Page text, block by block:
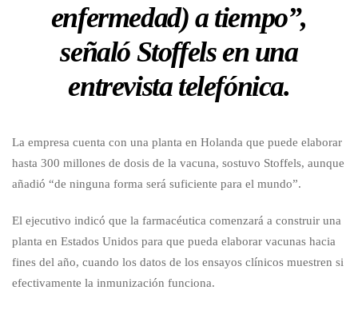
enfermedad) a tiempo”,
señaló Stoffels en una
entrevista telefónica.
La empresa cuenta con una planta en Holanda que puede elaborar
hasta 300 millones de dosis de la vacuna, sostuvo Stoffels, aunque
añadió “de ninguna forma será suficiente para el mundo”.
El ejecutivo indicó que la farmacéutica comenzará a construir una
planta en Estados Unidos para que pueda elaborar vacunas hacia
fines del año, cuando los datos de los ensayos clínicos muestren si
efectivamente la inmunización funciona.